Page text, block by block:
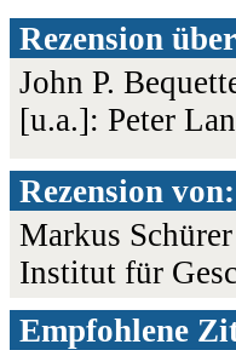
Rezension
John P.
[u.a.]: Peter
Rezension von:
Markus Schürer
Institut für
Empfohlene